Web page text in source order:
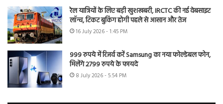
रेल यात्रियों के लिए बड़ी खुशखबरी, IRCTC की नई वेबसाइट
लॉन्च, टिकट बुकिंग होगी पहले से आसान और तेज
16 July 2026 - 1:45 PM
999 रुपये में रिजर्व करें Samsung का नया फोल्डेबल फोन,
मिलेंगे 2799 रुपये के फायदे
8 July 2026 - 5:54 PM